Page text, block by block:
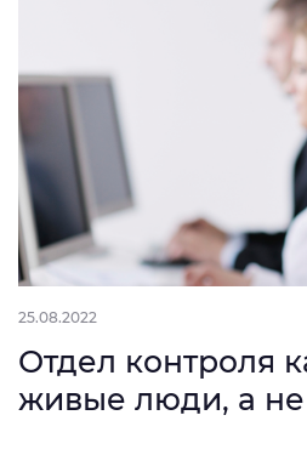
25.08.2022
Отдел контроля
живые люди, а не